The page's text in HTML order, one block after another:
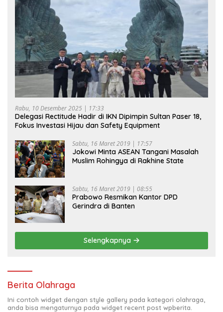
Rabu, 10 Desember 2025 | 17:33
Delegasi Rectitude Hadir di IKN Dipimpin Sultan Paser 18,
Fokus Investasi Hijau dan Safety Equipment
Sabtu, 16 Maret 2019 | 17:57
Jokowi Minta ASEAN Tangani Masalah
Muslim Rohingya di Rakhine State
Sabtu, 16 Maret 2019 | 08:55
Prabowo Resmikan Kantor DPD
Gerindra di Banten
Selengkapnya
Berita Olahraga
Ini contoh widget dengan style gallery pada kategori olahraga,
anda bisa mengaturnya pada widget recent post wpberita.